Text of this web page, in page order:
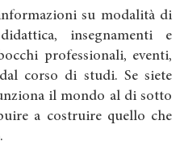
su modalità di
insegnamenti e
professionali, eventi,
corso di studi. Se siete
il mondo al di sotto
a costruire quello che